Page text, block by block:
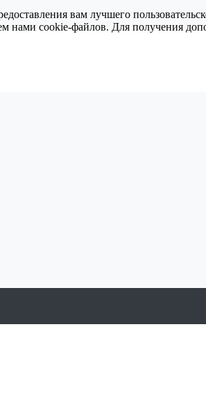
вам лучшего
нами cookie-файлов. Для получения